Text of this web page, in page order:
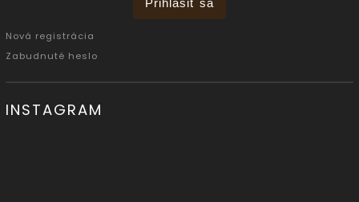
Prihlásiť sa
Nová registrácia
Zabudnuté heslo
INSTAGRAM